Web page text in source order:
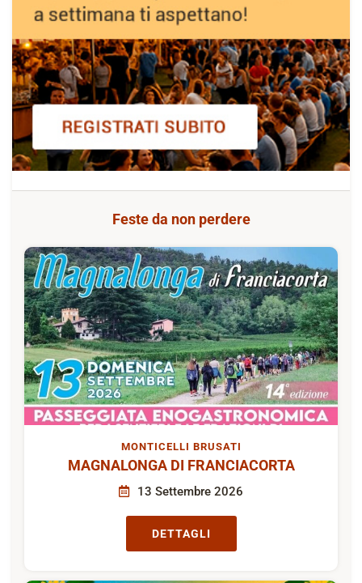
Feste da non perdere
MONTICELLI BRUSATI
MAGNALONGA DI FRANCIACORTA
13 Settembre 2026
DETTAGLI